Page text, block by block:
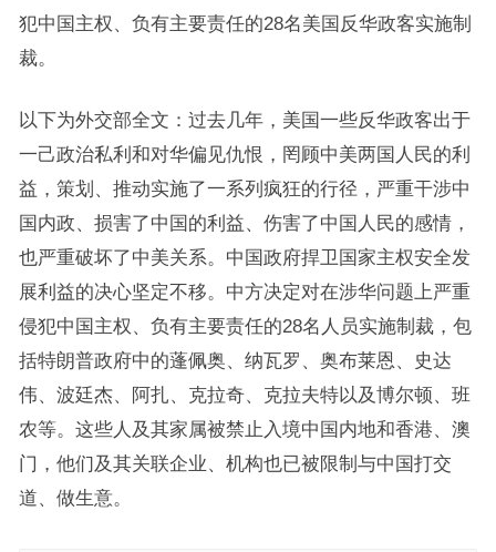
犯中国主权、负有主要责任的28名美国反华政客实施制
裁。
以下为外交部全文：过去几年，美国一些反华政客出于
一己政治私利和对华偏见仇恨，罔顾中美两国人民的利
益，策划、推动实施了一系列疯狂的行径，严重干涉中
国内政、损害了中国的利益、伤害了中国人民的感情，
也严重破坏了中美关系。中国政府捍卫国家主权安全发
展利益的决心坚定不移。中方决定对在涉华问题上严重
侵犯中国主权、负有主要责任的28名人员实施制裁，包
括特朗普政府中的蓬佩奥、纳瓦罗、奥布莱恩、史达
伟、波廷杰、阿扎、克拉奇、克拉夫特以及博尔顿、班
农等。这些人及其家属被禁止入境中国内地和香港、澳
门，他们及其关联企业、机构也已被限制与中国打交
道、做生意。